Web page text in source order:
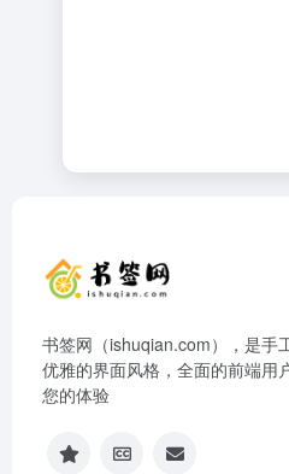
书签网（ishuqian.com），是手
优雅的界面风格，全面的前端用
您的体验